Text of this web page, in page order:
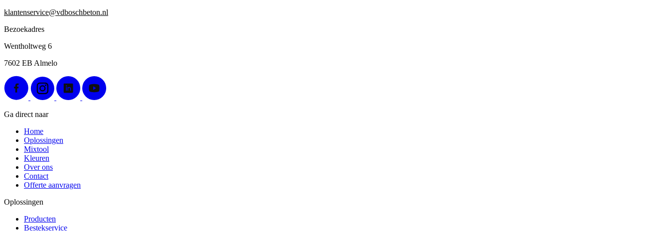
klantenservice@vdboschbeton.nl
Bezoekadres
Wentholtweg 6
7602 EB Almelo
Ga direct naar
Home
Oplossingen
Mixtool
Kleuren
Over ons
Contact
Offerte aanvragen
Oplossingen
Producten
Bestekservice